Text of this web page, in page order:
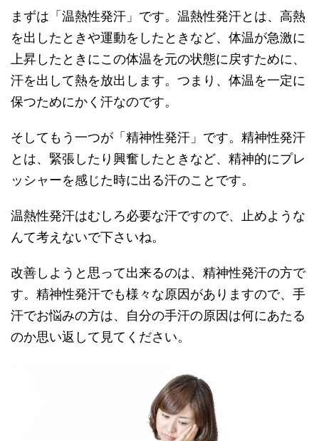
まずは「温熱性発汗」です。温熱性発汗とは、高熱
を出したときや運動をしたときなど、体温が急激に
上昇したときにこの体温を元の状態に戻すために、
汗を出して熱を放出します。つまり、体温を一定に
保つためにかく汗なのです。
そしてもう一つが「精神性発汗」です。精神性発汗
とは、緊張したり興奮したときなど、精神的にプレ
ッシャーを感じた時に出る汗のことです。
温熱性発汗はむしろ必要な汗ですので、止めような
んて考えないで下さいね。
改善しようと思って出来るのは、精神性発汗の方で
す。精神性発汗でも様々な原因がありますので、手
汗でお悩みの方は、自分の手汗の原因は何にあたる
のか思い返して見てください。